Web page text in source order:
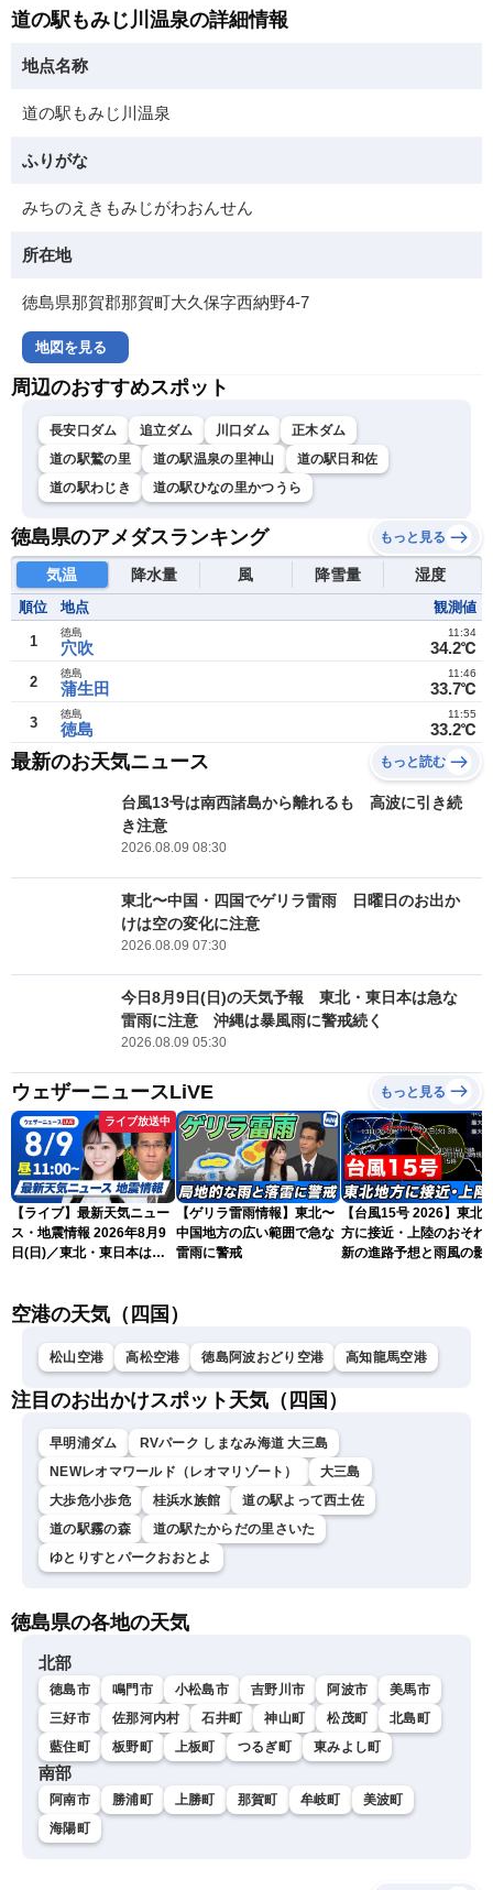
道の駅もみじ川温泉の詳細情報
地点名称
道の駅もみじ川温泉
ふりがな
みちのえきもみじがわおんせん
所在地
徳島県那賀郡那賀町大久保字西納野4-7
地図を見る
周辺のおすすめスポット
長安口ダム 追立ダム 川口ダム
正木ダム
道の駅鷲の里
道の駅温泉の里神山
道の駅日和佐
道の駅わじき
道の駅ひなの里かつうら
徳島県のアメダスランキング もっと見る
気温 降水量 風 降雪量 湿度
順位 地点 観測値
1 穴吹
徳島
34.2℃
11:34
2 蒲生田
徳島
33.7℃
11:46
3 徳島
徳島
33.2℃
11:55
最新のお天気ニュース もっと読む
台風13号は南西諸島から離れるも 高波に引き続
き注意
2026.08.09 08:30
東北〜中国・四国でゲリラ雷雨 日曜日のお出か
けは空の変化に注意
2026.08.09 07:30
今日8月9日(日)の天気予報 東北・東日本は急な
雷雨に注意 沖縄は暴風雨に警戒続く
2026.08.09 05:30
ウェザーニュースLiVE もっと見る
ライブ放送中
【ライブ】最新天気ニュー
ス・地震情報 2026年8月9
日(日)／東北・東日本は急
ム・青原桃香／山口剛央〉
【ゲリラ雷雨情報】東北〜
中国地方の広い範囲で急な
雷雨に警戒
【台風15号 2026】東北
方に接近・上陸のおそれ
新の進路予想と雨風の影
空港の天気（四国）
松山空港 高松空港 徳島阿波おどり空港 高知龍馬空港
注目のお出かけスポット天気（四国）
早明浦ダム
RVパーク しまなみ海道 大三島
NEWレオマワールド（レオマリゾート）
大三島
大歩危小歩危
桂浜水族館
道の駅よって西土佐
道の駅霧の森
道の駅たからだの里さいた
ゆとりすとパークおおとよ
徳島県の各地の天気
北部
徳島市 鳴門市 小松島市 吉野川市 阿波市
美馬市
三好市
佐那河内村 石井町 神山町 松茂町
北島町
藍住町
板野町 上板町 つるぎ町 東みよし町
南部
阿南市 勝浦町 上勝町 那賀町 牟岐町
美波町
海陽町